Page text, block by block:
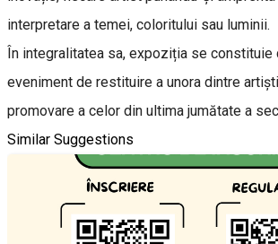
interpretare a temei, coloritului sau luminii.
În integralitatea sa, expoziția se constituie
eveniment de restituire a unora dintre
promovare a celor din ultima jumătate a
Similar Suggestions